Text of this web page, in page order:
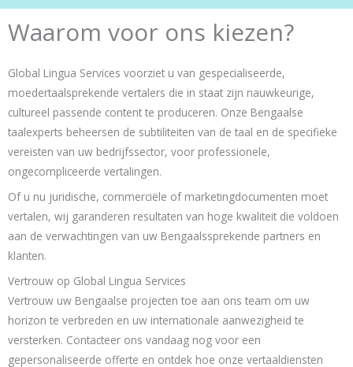
Waarom voor ons kiezen?
Global Lingua Services voorziet u van gespecialiseerde,
moedertaalsprekende vertalers die in staat zijn nauwkeurige,
cultureel passende content te produceren. Onze Bengaalse
taalexperts beheersen de subtiliteiten van de taal en de specifieke
vereisten van uw bedrijfssector, voor professionele,
ongecompliceerde vertalingen.
Of u nu juridische, commerciële of marketingdocumenten moet
vertalen, wij garanderen resultaten van hoge kwaliteit die voldoen
aan de verwachtingen van uw Bengaalssprekende partners en
klanten.
Vertrouw op Global Lingua Services
Vertrouw uw Bengaalse projecten toe aan ons team om uw
horizon te verbreden en uw internationale aanwezigheid te
versterken. Contacteer ons vandaag nog voor een
gepersonaliseerde offerte en ontdek hoe onze vertaaldiensten